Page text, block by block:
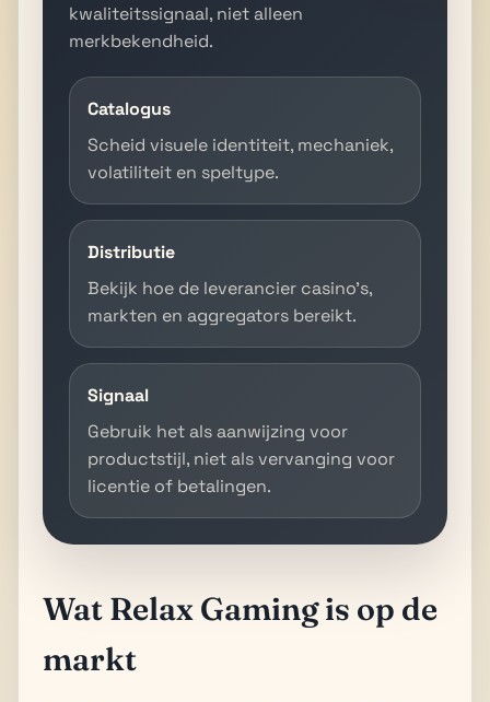
kwaliteitssignaal, niet alleen
merkbekendheid.
Catalogus
Scheid visuele identiteit, mechaniek,
volatiliteit en speltype.
Distributie
Bekijk hoe de leverancier casino’s,
markten en aggregators bereikt.
Signaal
Gebruik het als aanwijzing voor
productstijl, niet als vervanging voor
licentie of betalingen.
Wat Relax Gaming is op de
markt